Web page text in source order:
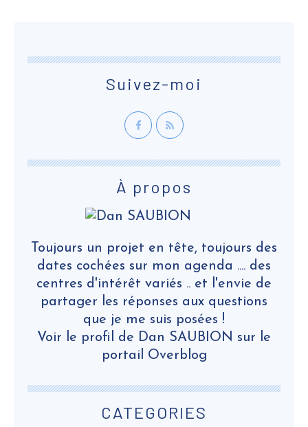
CATEGORIES
Suivez-moi
À propos
Toujours un projet en tête, toujours des
dates cochées sur mon agenda .... des
centres d'intérêt variés .. et l'envie de
partager les réponses aux questions
que je me suis posées !
Voir le profil de Dan SAUBION sur le
portail Overblog